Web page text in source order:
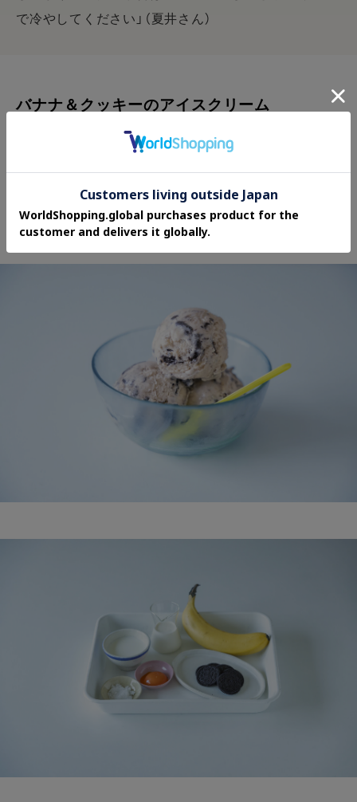
で冷やしてください」（夏井さん）
バナナ＆クッキーのアイスクリーム
バナナのコクのある甘さにクッキーを合わせたアイス
クリームは、優しくてどこか懐かしい味わい。クッキ
ーを粗めに砕くことで、食感のアクセントも楽しめま
す。